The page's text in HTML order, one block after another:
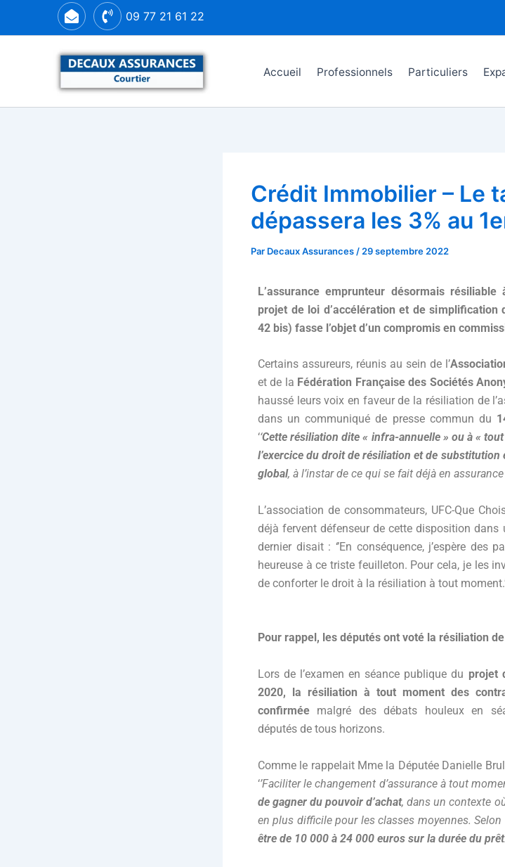
09 77 21 61 22
Accueil Professionnels Particuliers
Crédit Immobilier – Le
dépassera les 3% au
Par Decaux Assurances / 29 septembre 2022
L’assurance emprunteur désormais
projet de loi d’accélération et de simplification
42 bis) fasse l’objet d’un compromis en
Certains assureurs, réunis au sein de l’
et de la Fédération Française des Sociétés
haussé leurs voix en faveur de la résiliation de
dans un communiqué de presse commun du
‘‘Cette résiliation dite « infra-annuelle » ou à «
l’exercice du droit de résiliation et de
global, à l’instar de ce qui se fait déjà en
L’association de consommateurs, UFC-Que
déjà fervent défenseur de cette disposition dans
dernier disait : ‘’En conséquence, j’espère des
heureuse à ce triste feuilleton. Pour cela, je les
de conforter le droit à la résiliation à tout
Pour rappel, les députés ont voté la résiliation
Lors de l’examen en séance publique du projet
2020, la résiliation à tout moment des
confirmée malgré des débats houleux en
députés de tous horizons.
Comme le rappelait Mme la Députée Danielle
‘’Faciliter le changement d’assurance à tout
de gagner du pouvoir d’achat, dans un contexte
en plus difficile pour les classes moyennes.
être de 10 000 à 24 000 euros sur la durée du prêt